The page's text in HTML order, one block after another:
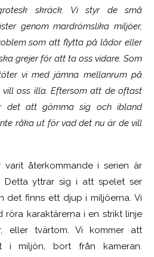
skräck. Vi styr de små
genom mardrömslika miljöer,
som att flytta på lådor eller
grejer för att ta oss vidare. Som
vi med jämna mellanrum på
vill oss illa. Eftersom att de oftast
det att gömma sig och ibland
råka ut för vad det nu är de vill
återkommande i serien är
Detta yttrar sig i att spelet ser
det finns ett djup i miljöerna. Vi
karaktärerna i en strikt linje
eller tvärtom. Vi kommer att
i miljön, bort från kameran.